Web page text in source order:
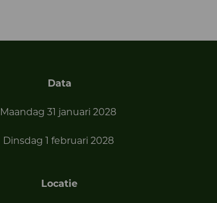
Data
Maandag 31 januari 2028
Dinsdag 1 februari 2028
Locatie